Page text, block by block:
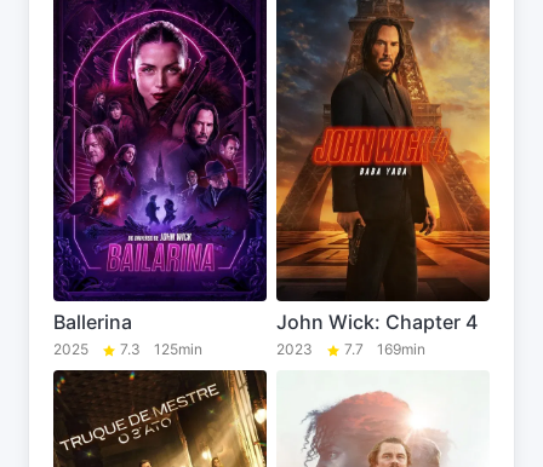
Ballerina
2025 7.3 125min
John Wick: Chapter 4
2023 7.7 169min